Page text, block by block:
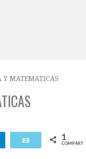
Y MATEMATICAS
Telegram Email 1
COMPARTIR